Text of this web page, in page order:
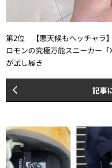
第2位 【悪天候もヘッチャラ
ロモンの究極万能スニーカー「
が試し履き
記事